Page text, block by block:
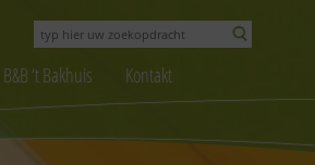
B&B ‘t Bakhuis Kontakt